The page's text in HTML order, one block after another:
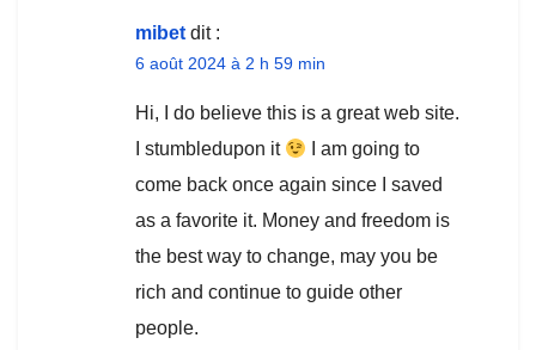
mibet dit :
6 août 2024 à 2 h 59 min
Hi, I do believe this is a great web site.
I stumbledupon it
I am going to
come back once again since I saved
as a favorite it. Money and freedom is
the best way to change, may you be
rich and continue to guide other
people.